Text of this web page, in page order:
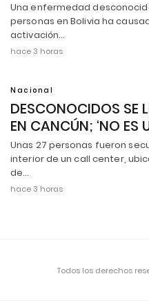
Una enfermedad
personas en Bolivia ha
activación…
hace 3 horas
Nacional
DESCONOCIDOS SE
EN CANCÚN; ‘NO ES
Unas 27 personas fueron
interior de un call center,
de…
hace 3 horas
Todos los derechos